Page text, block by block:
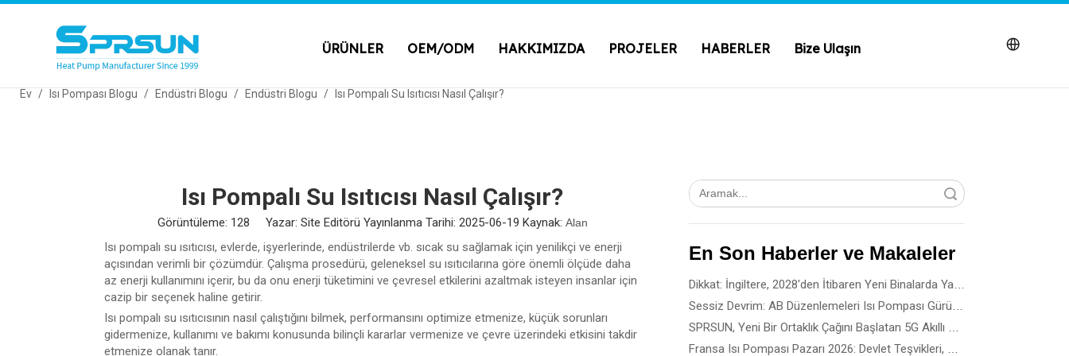
ÜRÜNLER OEM/ODM HAKKIMIZDA PROJELER HABERLER Bize Ulaşın
Ev / Isı Pompası Blogu / Endüstri Blogu / Endüstri Blogu / Isı Pompalı Su Isıtıcısı Nasıl Çalışır?
Isı Pompalı Su Isıtıcısı Nasıl Çalışır?
Görüntüleme: 128 Yazar: Site Editörü Yayınlanma Tarihi: 2025-06-19 Kaynak: Alan
Isı pompalı su ısıtıcısı, evlerde, işyerlerinde, endüstrilerde vb. sıcak su sağlamak için yenilikçi ve enerji
açısından verimli bir çözümdür. Çalışma prosedürü, geleneksel su ısıtıcılarına göre önemli ölçüde daha
az enerji kullanımını içerir, bu da onu enerji tüketimini ve çevresel etkilerini azaltmak isteyen insanlar için
cazip bir seçenek haline getirir.
Isı pompalı su ısıtıcısının nasıl çalıştığını bilmek, performansını optimize etmenize, küçük sorunları
gidermenize, kullanımı ve bakımı konusunda bilinçli kararlar vermenize ve çevre üzerindeki etkisini takdir
etmenize olanak tanır.
En Son Haberler ve Makaleler